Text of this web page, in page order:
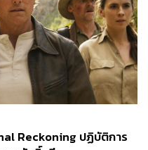
Reckoning ปฏิบัติการ